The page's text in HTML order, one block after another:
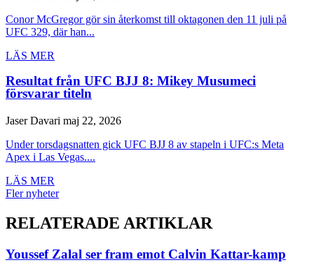
Conor McGregor gör sin återkomst till oktagonen den 11 juli på
UFC 329, där han...
LÄS MER
Resultat från UFC BJJ 8: Mikey Musumeci
försvarar titeln
Jaser Davari maj 22, 2026
Under torsdagsnatten gick UFC BJJ 8 av stapeln i UFC:s Meta
Apex i Las Vegas....
LÄS MER
Fler nyheter
RELATERADE ARTIKLAR
Youssef Zalal ser fram emot Calvin Kattar-kamp